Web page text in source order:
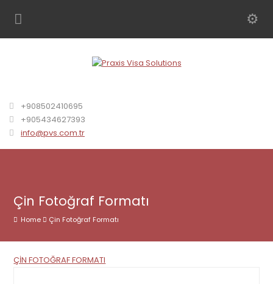
+908502410695
+905434627393
info@pvs.com.tr
Çin Fotoğraf Formatı
Home Çin Fotoğraf Formatı
ÇİN FOTOĞRAF FORMATI